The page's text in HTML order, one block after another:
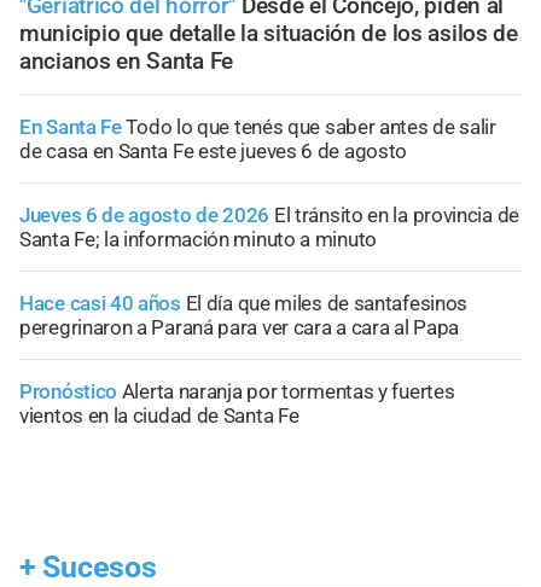
"Geriátrico del horror" Desde el Concejo, piden al
municipio que detalle la situación de los asilos de
ancianos en Santa Fe
En Santa FeTodo lo que tenés que saber antes de salir
de casa en Santa Fe este jueves 6 de agosto
Jueves 6 de agosto de 2026 El tránsito en la provincia de
Santa Fe; la información minuto a minuto
Hace casi 40 años El día que miles de santafesinos
peregrinaron a Paraná para ver cara a cara al Papa
Pronóstico Alerta naranja por tormentas y fuertes
vientos en la ciudad de Santa Fe
+ Sucesos